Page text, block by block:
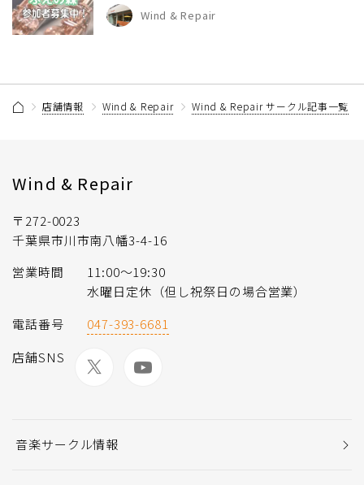
Wind & Repair
店舗情報 Wind & Repair Wind & Repair サークル記事一覧
Wind & Repair
〒272-0023
千葉県市川市南八幡3-4-16
営業時間
11:00〜19:30
水曜日定休（但し祝祭日の場合営業）
電話番号
047-393-6681
店舗SNS
音楽サークル情報